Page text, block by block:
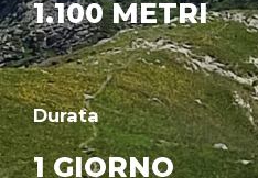
1.100 METRI
Durata
1 GIORNO